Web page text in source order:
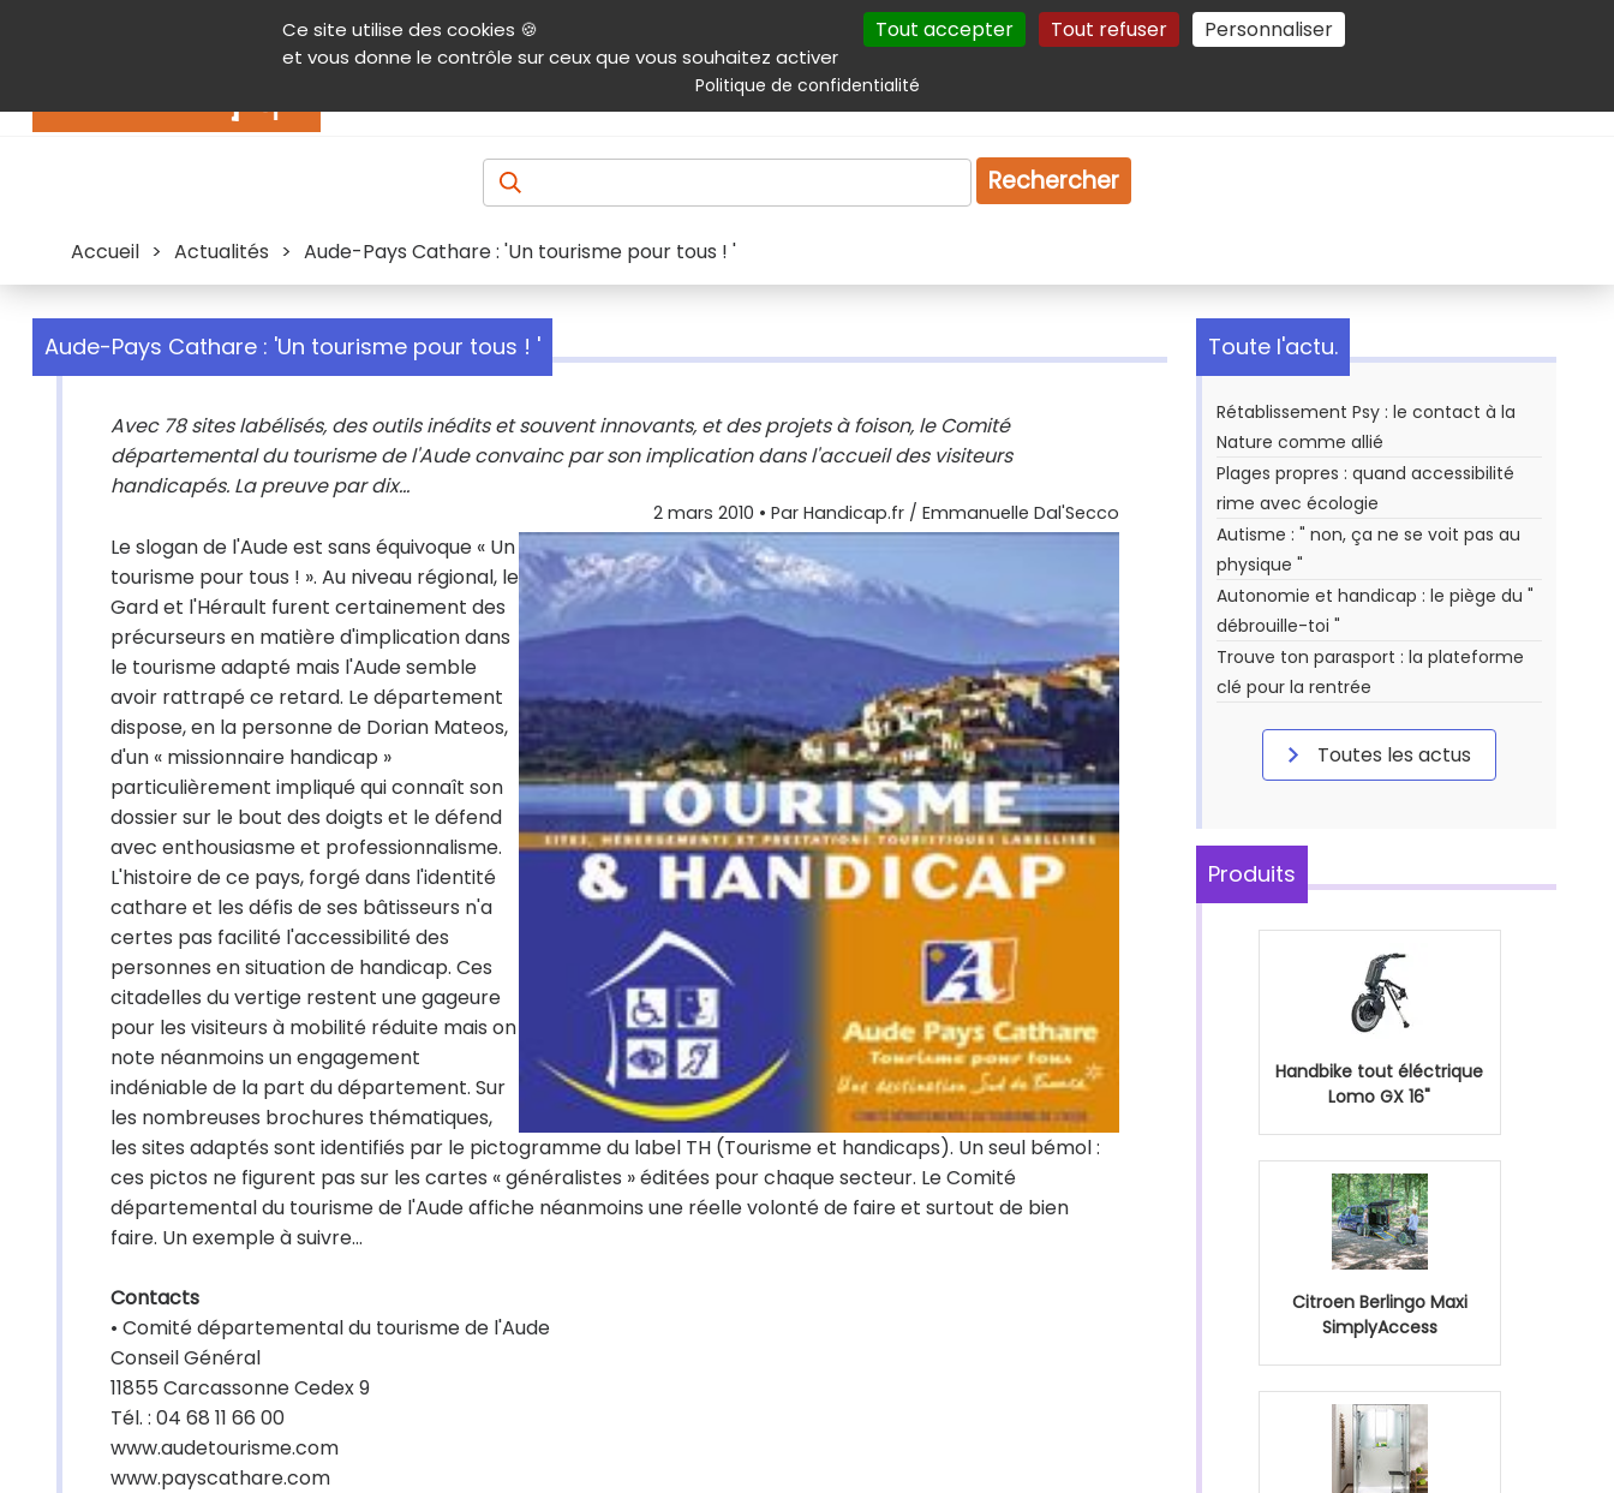
Ce site utilise des cookies 🍪
et vous donne le contrôle sur ceux que vous souhaitez activer
Tout accepter Tout refuser Personnaliser
Politique de confidentialité
Contenu Aide et accessibilité Menu principal Autres services Plan du site Gestion des cookies
Produits & services Emploi Droit
Rechercher
Accueil > Actualités > Aude-Pays Cathare : 'Un tourisme pour tous ! '
Aude-Pays Cathare : 'Un tourisme pour tous ! '
Avec 78 sites labélisés, des outils inédits et souvent innovants, et des projets à foison, le Comité
départemental du tourisme de l'Aude convainc par son implication dans l'accueil des visiteurs
handicapés. La preuve par dix...
2 mars 2010 • Par Handicap.fr / Emmanuelle Dal'Secco
Le slogan de l'Aude est sans équivoque « Un
tourisme pour tous ! ». Au niveau régional, le
Gard et l'Hérault furent certainement des
précurseurs en matière d'implication dans
le tourisme adapté mais l'Aude semble
avoir rattrapé ce retard. Le département
dispose, en la personne de Dorian Mateos,
d'un « missionnaire handicap »
particulièrement impliqué qui connaît son
dossier sur le bout des doigts et le défend
avec enthousiasme et professionnalisme.
L'histoire de ce pays, forgé dans l'identité
cathare et les défis de ses bâtisseurs n'a
certes pas facilité l'accessibilité des
personnes en situation de handicap. Ces
citadelles du vertige restent une gageure
pour les visiteurs à mobilité réduite mais on
note néanmoins un engagement
indéniable de la part du département. Sur
les nombreuses brochures thématiques,
les sites adaptés sont identifiés par le pictogramme du label TH (Tourisme et handicaps). Un seul bémol :
ces pictos ne figurent pas sur les cartes « généralistes » éditées pour chaque secteur. Le Comité
départemental du tourisme de l'Aude affiche néanmoins une réelle volonté de faire et surtout de bien
faire. Un exemple à suivre...
Contacts
• Comité départemental du tourisme de l'Aude
Conseil Général
11855 Carcassonne Cedex 9
Tél. : 04 68 11 66 00
www.audetourisme.com
www.payscathare.com
Toute l'actu.
Rétablissement Psy : le contact à la
Nature comme allié
Plages propres : quand accessibilité
rime avec écologie
Autisme : " non, ça ne se voit pas au
physique "
Autonomie et handicap : le piège du "
débrouille-toi "
Trouve ton parasport : la plateforme
clé pour la rentrée
Toutes les actus
Produits
Handbike tout éléctrique
Lomo GX 16"
Citroen Berlingo Maxi
SimplyAccess